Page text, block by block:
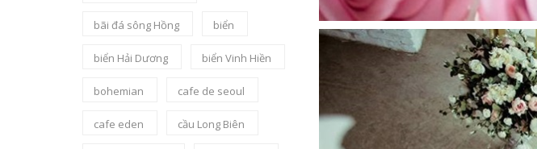
bãi đá sông Hồng biển
biển Hải Dương biển Vinh Hiền
bohemian cafe de seoul
cafe eden cầu Long Biên